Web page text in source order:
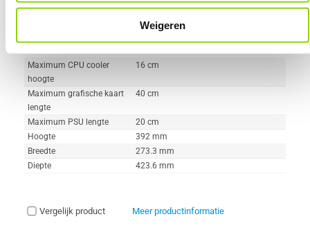
Weigeren
Transparant paneel
2x 120mm
Maximum CPU cooler
hoogte
16 cm
Maximum grafische kaart
lengte
40 cm
Maximum PSU lengte
20 cm
Hoogte
392 mm
Breedte
273.3 mm
Diepte
423.6 mm
Vergelijk product Meer productinformatie